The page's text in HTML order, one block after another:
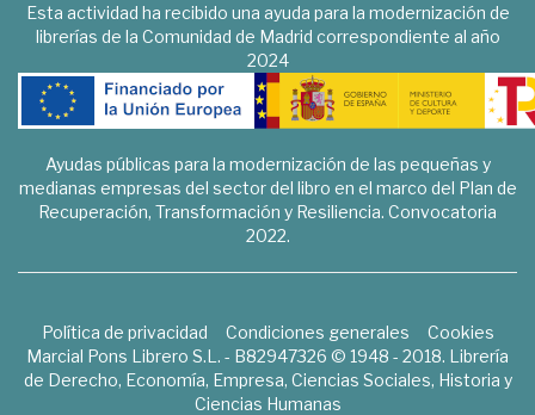
Esta actividad ha recibido una ayuda para la modernización de
librerías de la Comunidad de Madrid correspondiente al año
2024
Ayudas públicas para la modernización de las pequeñas y
medianas empresas del sector del libro en el marco del Plan de
Recuperación, Transformación y Resiliencia. Convocatoria
2022.
Política de privacidad Condiciones generales
Cookies
Marcial Pons Librero S.L. - B82947326 © 1948 - 2018. Librería
de Derecho, Economía, Empresa, Ciencias Sociales, Historia y
Ciencias Humanas